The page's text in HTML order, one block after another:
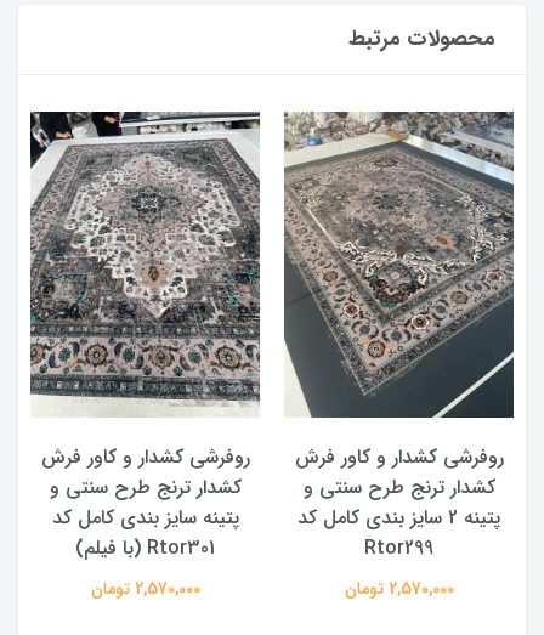
محصولات مرتبط
روفرشی کشدار و کاور فرش
کشدار ترنج طرح سنتی و
پتینه 2 سایز بندی کامل کد
Rtor299
2,570,000 تومان
روفرشی کشدار و کاور فرش
کشدار ترنج طرح سنتی و
پتینه سایز بندی کامل کد
Rtor301 (با فیلم)
2,570,000 تومان